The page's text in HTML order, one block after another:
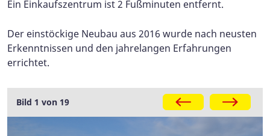
Ein Einkaufszentrum ist 2 Fußminuten entfernt.
Der einstöckige Neubau aus 2016 wurde nach neusten
Erkenntnissen und den jahrelangen Erfahrungen
errichtet.
Bild 1 von 19